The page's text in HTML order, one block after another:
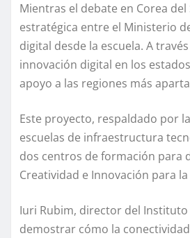
Mientras el debate en Corea
estratégica entre el Ministerio
digital desde la escuela. A
innovación digital en los
apoyo a las regiones más
Este proyecto, respaldado por
escuelas de infraestructura
dos centros de formación para
Creatividad e Innovación para
Iuri Rubim, director del Instituto
demostrar cómo la